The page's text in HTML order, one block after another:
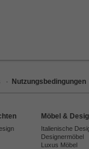
· Nutzungsbedingungen
Möbel &
Italienische
Designermöbel
Luxus Möbel